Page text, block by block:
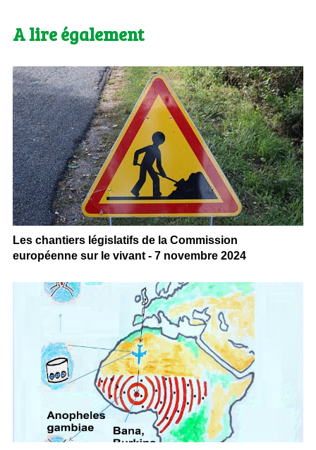
A lire également
Les chantiers législatifs de la Commission
européenne sur le vivant - 7 novembre 2024